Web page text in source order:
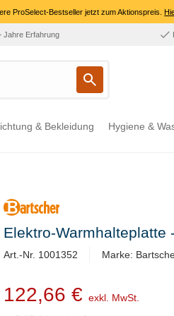
ProSelect-Bestseller jetzt zum Aktionspreis.
Jahre Erfahrung
& Bekleidung Hygiene &
Elektro-Warmhalteplatte
Art.-Nr. 1001352 Marke:
122,66 € exkl. MwSt.